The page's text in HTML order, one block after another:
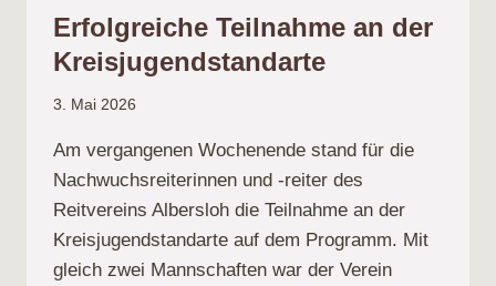
Erfolgreiche Teilnahme an der
Kreisjugendstandarte
3. Mai 2026
Am vergangenen Wochenende stand für die
Nachwuchsreiterinnen und -reiter des
Reitvereins Albersloh die Teilnahme an der
Kreisjugendstandarte auf dem Programm. Mit
gleich zwei Mannschaften war der Verein